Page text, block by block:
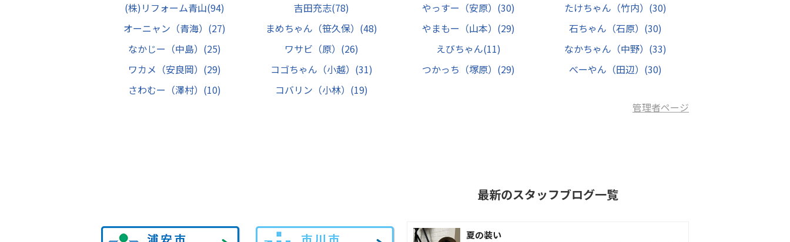
(株)リフォーム青山(94) 吉田充志(78) やっすー（安原） (30) たけちゃん（竹内） (30)
オーニャン（青海） (27) まめちゃん（笹久保） (48) やまもー（山本） (29) 石ちゃん（石原） (30)
なかじー（中島） (25) ワサビ（原） (26) えびちゃん(11) なかちゃん（中野） (33)
ワカメ（安良岡） (29) コゴちゃん（小越） (31) つかっち（塚原） (29) べーやん（田辺） (30)
さわむー（澤村） (10) コバリン（小林） (19)
管理者ページ
最新のスタッフブログ一覧
夏の装い